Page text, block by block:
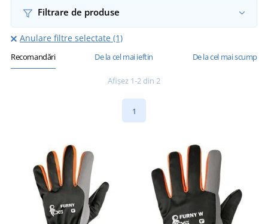
Filtrare de produse
Anulare filtre selectate (1)
Recomandări De la cel mai ieftin De la cel mai scump
Afișez 1-2 din 2
1